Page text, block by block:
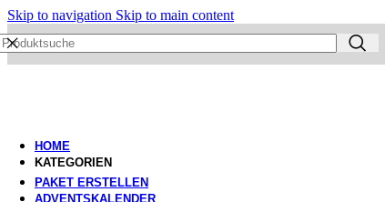
Skip to navigation Skip to main content
HOME
KATEGORIEN
PAKET ERSTELLEN
ADVENTSKALENDER